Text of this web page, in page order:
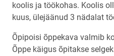
koolis ja töökohas. Koolis
kuus, ülejäänud 3 nädalat
Õpipoisi õppekava valmib
Õppe käigus õpitakse